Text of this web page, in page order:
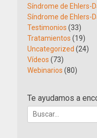
Síndrome de Ehlers-
Síndrome de Ehlers-
Testimonios (33)
Tratamientos (19)
Uncategorized (24)
Vídeos (73)
Webinarios (80)
Te ayudamos a
Buscar: